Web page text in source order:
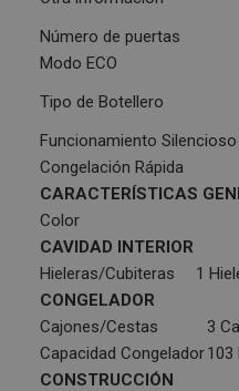
Número de puertas
Modo ECO
Tipo de Botellero
Funcionamiento Silencioso
Congelación Rápida
CARACTERÍSTICAS
Color
CAVIDAD INTERIOR
Hieleras/Cubiteras
1
CONGELADOR
Cajones/Cestas
3
Capacidad Congelador103
CONSTRUCCIÓN